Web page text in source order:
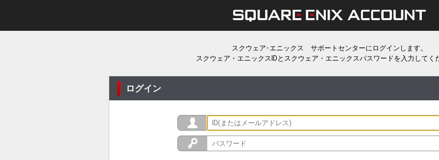
スクウェア･エニックス サポートセンターにログインします。
スクウェア・エニックスIDとスクウェア・エニックスパスワードを入力してく
ログイン